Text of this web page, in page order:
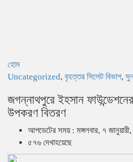
হোম
Uncategorized, বৃহত্তর সিলেট বিভাগ,
জগন্নাথপুরে ইহসান
উপকরণ বিতরণ
আপডেটের সময় : মঙ্গলবার, ৭
৫৭৬ দেখাহয়েছে